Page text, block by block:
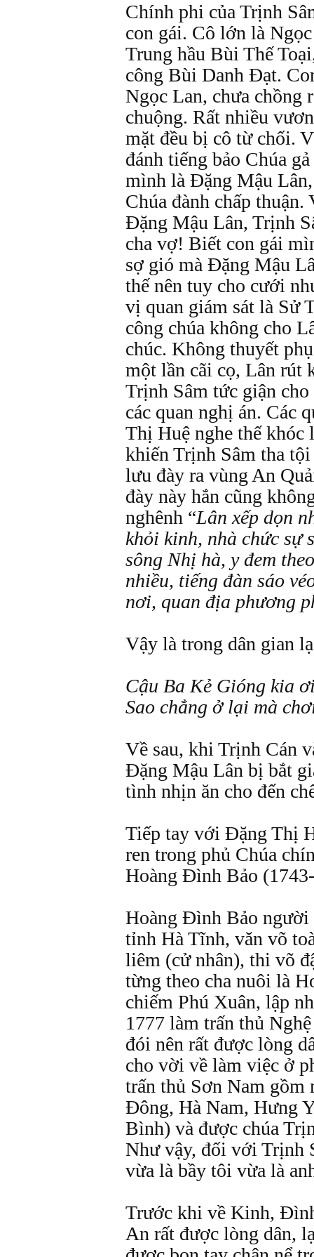
Chính phi của Trịnh
con gái. Cô lớn là
Trung hầu Bùi Thế
công Bùi Danh Đạt.
Ngọc Lan, chưa chồng
chuộng. Rất nhiều
mặt đều bị cô từ chối.
đánh tiếng bảo Chúa
mình là Đặng Mậu
Chúa đành chấp
Đặng Mậu Lân, Trịnh
cha vợ! Biết con gái
sợ gió mà Đặng Mậu
thế nên tuy cho cưới
vị quan giám sát là Sử
công chúa không cho
chúc. Không thuyết
một lần cãi cọ, Lân rút
Trịnh Sâm tức giận
các quan nghị án. Các
Thị Huệ nghe thế khóc
khiến Trịnh Sâm tha
lưu đày ra vùng An
đày này hắn cũng
nghênh “Lân xếp dọn
khỏi kinh, nhà chức sự
sông Nhị hà, y đem
nhiều, tiếng đàn sáo
nơi, quan địa phương
Vậy là trong dân gian
Cậu Ba Kẻ Gióng kia
Sao chẳng ở lại mà
Về sau, khi Trịnh Cán
Đặng Mậu Lân bị bắt
tình nhịn ăn cho đến
Tiếp tay với Đặng Thị
ren trong phủ Chúa
Hoàng Đình Bảo
Hoàng Đình Bảo người
tỉnh Hà Tĩnh, văn võ
liêm (cử nhân), thi võ
từng theo cha nuôi là
chiếm Phú Xuân, lập
1777 làm trấn thủ
đói nên rất được lòng
cho vời về làm việc ở
trấn thủ Sơn Nam
Đông, Hà Nam, Hưng
Bình) và được chúa
Như vậy, đối với Trịnh
vừa là bầy tôi vừa là
Trước khi về Kinh,
An rất được lòng dân,